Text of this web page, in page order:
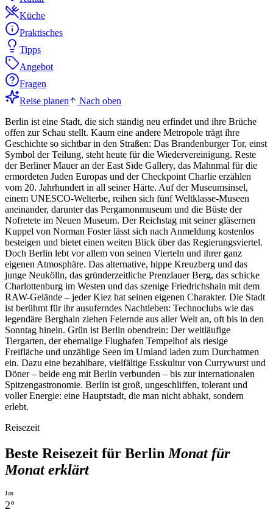
Küche
Praktisches
Tipps
Angebot
Fragen
Reise planen
Nach oben
Berlin ist eine Stadt, die sich ständig neu erfindet und ihre Brüche
offen zur Schau stellt. Kaum eine andere Metropole trägt ihre
Geschichte so sichtbar in den Straßen: Das Brandenburger Tor, einst
Symbol der Teilung, steht heute für die Wiedervereinigung. Reste
der Berliner Mauer an der East Side Gallery, das Mahnmal für die
ermordeten Juden Europas und der Checkpoint Charlie erzählen
vom 20. Jahrhundert in all seiner Härte. Auf der Museumsinsel,
einem UNESCO-Welterbe, reihen sich fünf Weltklasse-Museen
aneinander, darunter das Pergamonmuseum und die Büste der
Nofretete im Neuen Museum. Der Reichstag mit seiner gläsernen
Kuppel von Norman Foster lässt sich nach Anmeldung kostenlos
besteigen und bietet einen weiten Blick über das Regierungsviertel.
Doch Berlin lebt vor allem von seinen Vierteln und ihrer ganz
eigenen Atmosphäre. Das alternative, hippe Kreuzberg und das
junge Neukölln, das gründerzeitliche Prenzlauer Berg, das schicke
Charlottenburg im Westen und das szenige Friedrichshain mit dem
RAW-Gelände – jeder Kiez hat seinen eigenen Charakter. Die Stadt
ist berühmt für ihr ausuferndes Nachtleben: Technoclubs wie das
legendäre Berghain ziehen Feiernde aus aller Welt an, oft bis in den
Sonntag hinein. Grün ist Berlin obendrein: Der weitläufige
Tiergarten, der ehemalige Flughafen Tempelhof als riesige
Freifläche und unzählige Seen im Umland laden zum Durchatmen
ein. Dazu eine bezahlbare, vielfältige Esskultur von Currywurst und
Döner – beide eng mit Berlin verbunden – bis zur internationalen
Spitzengastronomie. Berlin ist groß, ungeschliffen, tolerant und
voller Energie: eine Hauptstadt, die man nicht abhakt, sondern
erlebt.
Reisezeit
Beste Reisezeit für Berlin Monat für
Monat erklärt
Jan
2°